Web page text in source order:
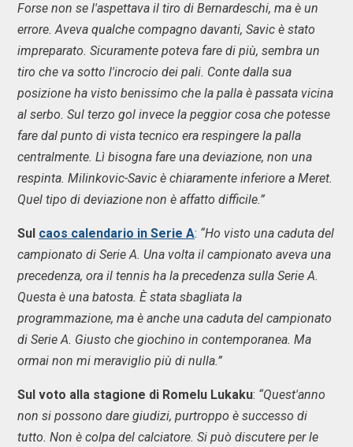
Forse non se l'aspettava il tiro di Bernardeschi, ma è un
errore. Aveva qualche compagno davanti, Savic è stato
impreparato. Sicuramente poteva fare di più, sembra un
tiro che va sotto l'incrocio dei pali. Conte dalla sua
posizione ha visto benissimo che la palla è passata vicina
al serbo. Sul terzo gol invece la peggior cosa che potesse
fare dal punto di vista tecnico era respingere la palla
centralmente. Lì bisogna fare una deviazione, non una
respinta. Milinkovic-Savic è chiaramente inferiore a Meret.
Quel tipo di deviazione non è affatto difficile.”
Sul caos calendario in Serie A: “Ho visto una caduta del
campionato di Serie A. Una volta il campionato aveva una
precedenza, ora il tennis ha la precedenza sulla Serie A.
Questa è una batosta. È stata sbagliata la
programmazione, ma è anche una caduta del campionato
di Serie A. Giusto che giochino in contemporanea. Ma
ormai non mi meraviglio più di nulla.”
Sul voto alla stagione di Romelu Lukaku: “Quest'anno
non si possono dare giudizi, purtroppo è successo di
tutto. Non è colpa del calciatore. Si può discutere per le